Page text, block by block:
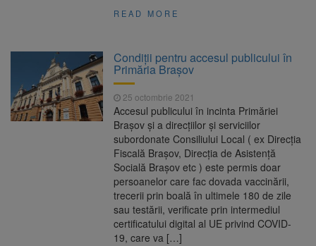
READ MORE
Condiții pentru accesul publicului în
Primăria Brașov
25 octombrie 2021
Accesul publicului în incinta Primăriei
Brașov și a direcțiilor și serviciilor
subordonate Consiliului Local ( ex Direcția
Fiscală Brașov, Direcția de Asistență
Socială Brașov etc ) este permis doar
persoanelor care fac dovada vaccinării,
trecerii prin boală în ultimele 180 de zile
sau testării, verificate prin intermediul
certificatului digital al UE privind COVID-
19, care va […]